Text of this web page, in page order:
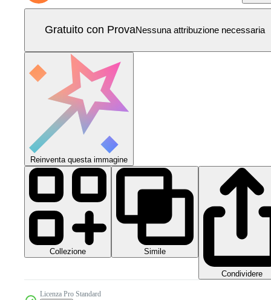
Gratuito con ProvaNessuna attribuzione necessaria
Reinventa questa immagine
Collezione Simile
Condividere
Licenza Pro Standard